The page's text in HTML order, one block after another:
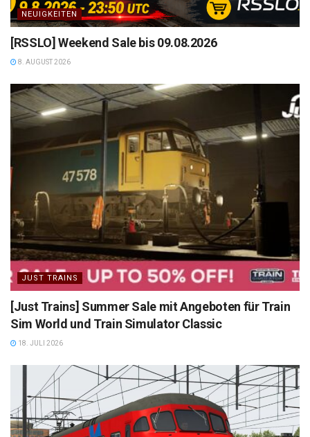
NEUIGKEITEN
[RSSLO] Weekend Sale bis 09.08.2026
8. AUGUST 2026
JUST TRAINS
[Just Trains] Summer Sale mit Angeboten für Train
Sim World und Train Simulator Classic
18. JULI 2026